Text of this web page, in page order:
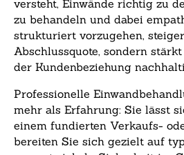
versteht, Einwände richtig zu
zu behandeln und dabei
strukturiert vorzugehen,
Abschlussquote, sondern
der Kundenbeziehung
Professionelle
mehr als Erfahrung: Sie lässt
einem fundierten Verkaufs-
bereiten Sie sich gezielt auf